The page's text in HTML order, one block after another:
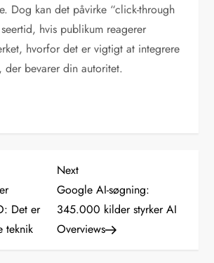
Dog kan det påvirke “click-through
hvis publikum reagerer
hvorfor det er vigtigt at integrere
der bevarer din autoritet.
Det er
teknik
Next
Post
Next
Google AI-søgning:
345.000 kilder styrker AI
Overviews